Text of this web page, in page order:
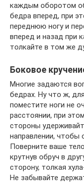
каждым оборотом
бедра вперед, при
переднюю ногу и
вперед и назад при
толкайте в том же
Боковое
Многие задаются
бедрах. Ну что ж,
поместите ноги не
расстоянии, при
стороны
направлении, чтобы
Поверните ваше
крутнув обруч в
сторону, толкая
Не забывайте